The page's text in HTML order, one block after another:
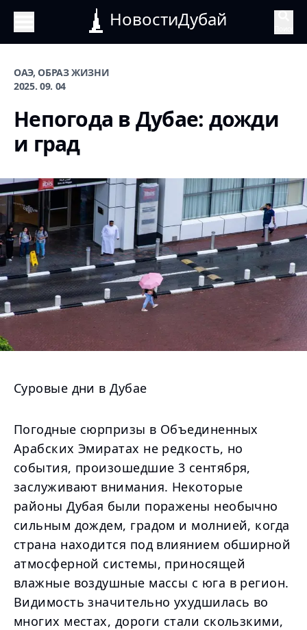
НовостиДубай
ОАЭ, ОБРАЗ ЖИЗНИ
2025. 09. 04
Непогода в Дубае: дожди
и град
Суровые дни в Дубае
Погодные сюрпризы в Объединенных
Арабских Эмиратах не редкость, но
события, произошедшие 3 сентября,
заслуживают внимания. Некоторые
районы Дубая были поражены необычно
сильным дождем, градом и молнией, когда
страна находится под влиянием обширной
атмосферной системы, приносящей
влажные воздушные массы с юга в регион.
Видимость значительно ухудшилась во
многих местах, дороги стали скользкими,